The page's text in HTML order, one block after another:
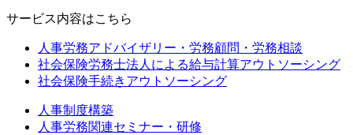
サービス内容はこちら
人事労務アドバイザリー・労務顧問・労務相談
社会保険労務士法人による給与計算アウトソーシング
社会保険手続きアウトソーシング
人事制度構築
人事労務関連セミナー・研修